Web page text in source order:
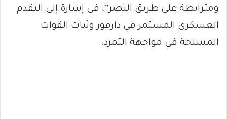
ومترابطة على طريق النصر”، في إشارة إلى التقدم
العسكري المستمر في دارفور وثبات القوات
المسلحة في مواجهة التمرد.